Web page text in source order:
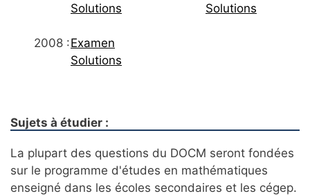
Solutions
2008 :Examen
Solutions
Solutions
Sujets à étudier :
La plupart des questions du DOCM seront fondées
sur le programme d'études en mathématiques
enseigné dans les écoles secondaires et les cégep.